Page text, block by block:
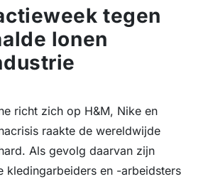
tegen
lonen
richt zich op H&M, Nike en
raakte de wereldwijde
Als gevolg daarvan zijn
kledingarbeiders en -arbeidsters